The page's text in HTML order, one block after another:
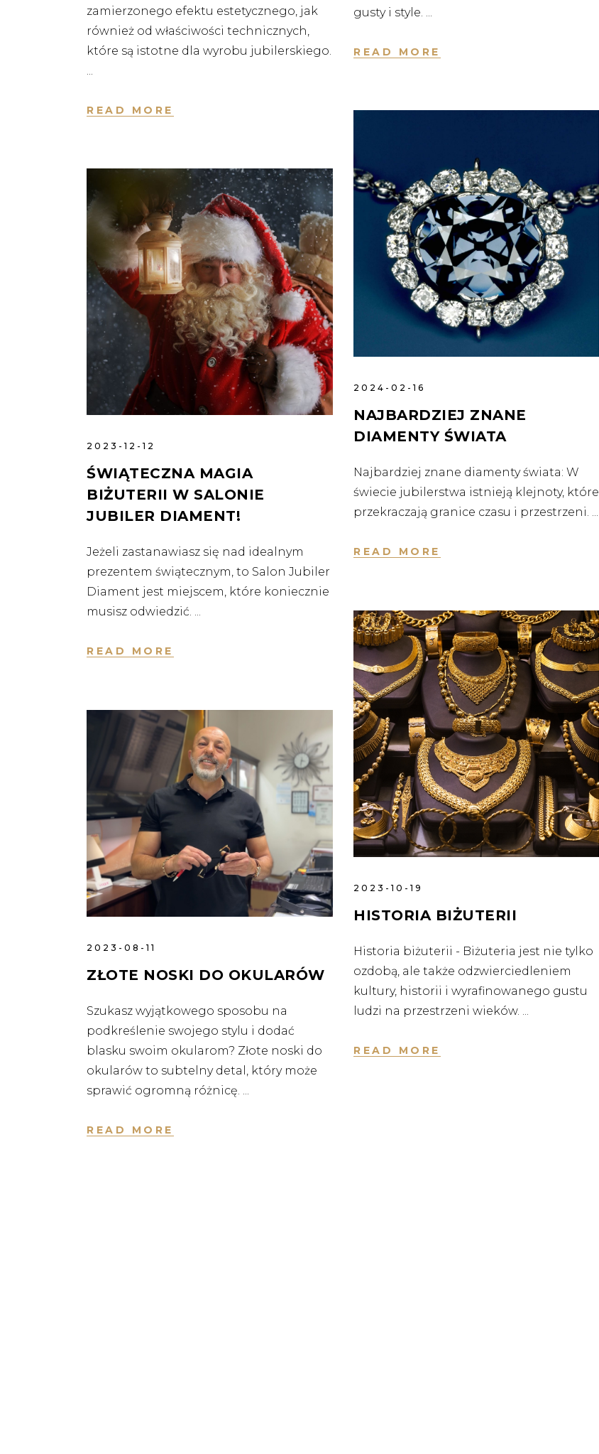
zamierzonego efektu estetycznego, jak
również od właściwości technicznych,
które są istotne dla wyrobu jubilerskiego.
READ MORE
gusty i style.
READ MORE
2024-02-16
NAJBARDZIEJ ZNANE
DIAMENTY ŚWIATA
Najbardziej znane diamenty świata: W
świecie jubilerstwa istnieją klejnoty, które
przekraczają granice czasu i przestrzeni.
READ MORE
2023-12-12
ŚWIĄTECZNA MAGIA
BIŻUTERII W SALONIE
JUBILER DIAMENT!
Jeżeli zastanawiasz się nad idealnym
prezentem świątecznym, to Salon Jubiler
Diament jest miejscem, które koniecznie
musisz odwiedzić.
READ MORE
2023-10-19
HISTORIA BIŻUTERII
Historia biżuterii - Biżuteria jest nie tylko
ozdobą, ale także odzwierciedleniem
kultury, historii i wyrafinowanego gustu
ludzi na przestrzeni wieków.
READ MORE
2023-08-11
ZŁOTE NOSKI DO OKULARÓW
Szukasz wyjątkowego sposobu na
podkreślenie swojego stylu i dodać
blasku swoim okularom? Złote noski do
okularów to subtelny detal, który może
sprawić ogromną różnicę.
READ MORE